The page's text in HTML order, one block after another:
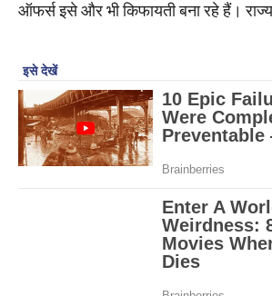
ऑफर्स इसे और भी किफायती बना रहे हैं।